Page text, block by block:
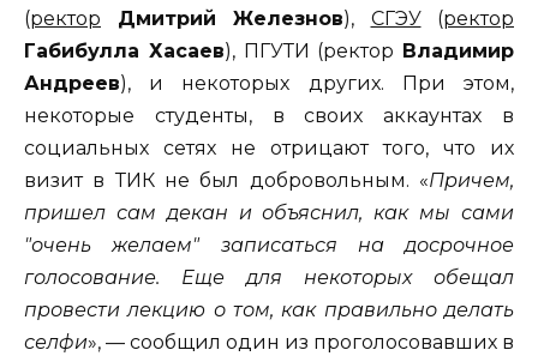
(ректор Дмитрий Железнов), СГЭУ(ректор
Габибулла Хасаев), ПГУТИ (ректор Владимир
Андреев), и некоторых других. При этом,
некоторые студенты, в своих аккаунтах в
социальных сетях не отрицают того, что их
визит в ТИК не был добровольным. «Причем,
пришел сам декан и объяснил, как мы сами
"очень желаем" записаться на досрочное
голосование. Еще для некоторых обещал
провести лекцию о том, как правильно делать
селфи», — сообщил один из проголосовавших в